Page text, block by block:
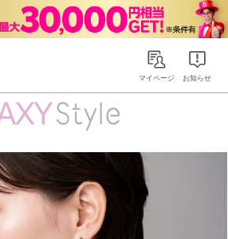
Rakuten RAXYマイページ お知らせ